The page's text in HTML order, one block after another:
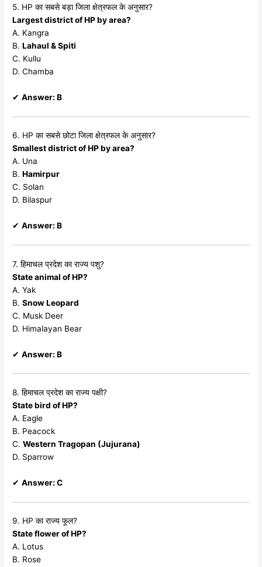
5. HP का सबसे बड़ा जिला क्षेत्रफल के अनुसार?
Largest district of HP by area?
A. Kangra
B.Lahaul & Spiti
C. Kullu
D. Chamba
✔Answer: B
6. HP का सबसे छोटा जिला क्षेत्रफल के अनुसार?
Smallest district of HP by area?
A. Una
B.Hamirpur
C. Solan
D. Bilaspur
✔Answer: B
7. हिमाचल प्रदेश का राज्य पशु?
State animal of HP?
A. Yak
B.Snow Leopard
C. Musk Deer
D. Himalayan Bear
✔Answer: B
8. हिमाचल प्रदेश का राज्य पक्षी?
State bird of HP?
A. Eagle
B. Peacock
C.Western Tragopan (Jujurana)
D. Sparrow
✔Answer: C
9. HP का राज्य फूल?
State flower of HP?
A. Lotus
B. Rose